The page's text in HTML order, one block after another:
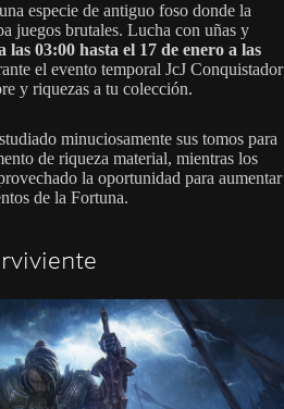
especie de antiguo foso donde la
juegos brutales. Lucha con uñas y
las 03:00 hasta el 17 de enero a las
el evento temporal JcJ Conquistador
y riquezas a tu colección.
minuciosamente sus tomos para
de riqueza material, mientras los
la oportunidad para aumentar
de la Fortuna.